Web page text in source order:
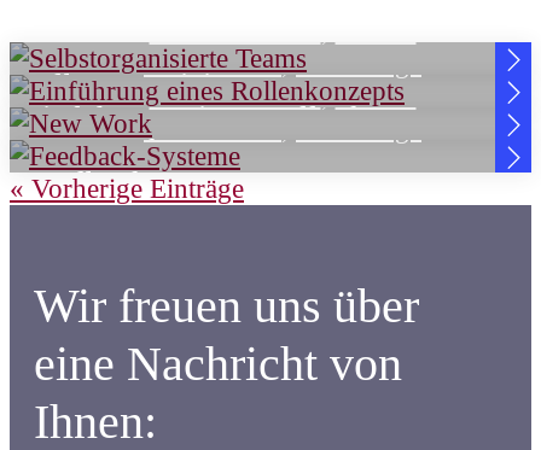
Selbstorganisierte Teams
Einführung eines Rollenkonzepts
Ulla Domke,Werkzeuge
New Work
Kathrin Behme,Wissen
Feedback-Systeme
Ulla Domke
« Vorherige Einträge
Wir freuen uns über
eine Nachricht von
Ihnen: